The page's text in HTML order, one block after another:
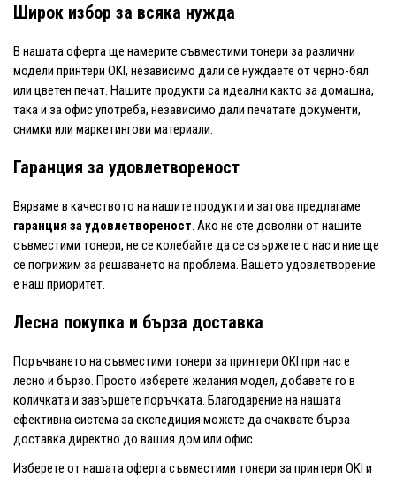
Широк избор за всяка нужда
В нашата оферта ще намерите съвместими тонери за различни
модели принтери OKI, независимо дали се нуждаете от черно-бял
или цветен печат. Нашите продукти са идеални както за домашна,
така и за офис употреба, независимо дали печатате документи,
снимки или маркетингови материали.
Гаранция за удовлетвореност
Вярваме в качеството на нашите продукти и затова предлагаме
гаранция за удовлетвореност. Ако не сте доволни от нашите
съвместими тонери, не се колебайте да се свържете с нас и ние ще
се погрижим за решаването на проблема. Вашето удовлетворение
е наш приоритет.
Лесна покупка и бърза доставка
Поръчването на съвместими тонери за принтери OKI при нас е
лесно и бързо. Просто изберете желания модел, добавете го в
количката и завършете поръчката. Благодарение на нашата
ефективна система за експедиция можете да очаквате бърза
доставка директно до вашия дом или офис.
Изберете от нашата оферта съвместими тонери за принтери OKI и